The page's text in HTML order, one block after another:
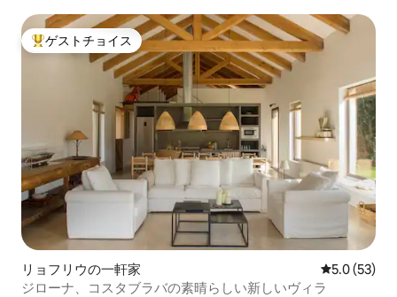
大好評のゲストチョイスです。
ゲストチョイス
リョフリウの一軒家 レビュー53
5.0 (53)
ジローナ、コスタブラバの素晴らしい新しいヴィラ